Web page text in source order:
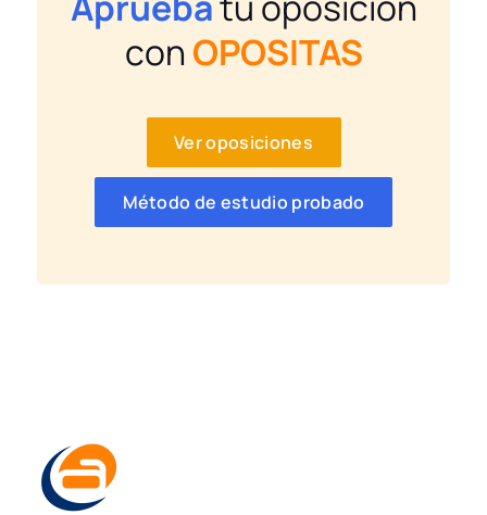
con OPOSITAS
Ver oposiciones
Método de estudio probado